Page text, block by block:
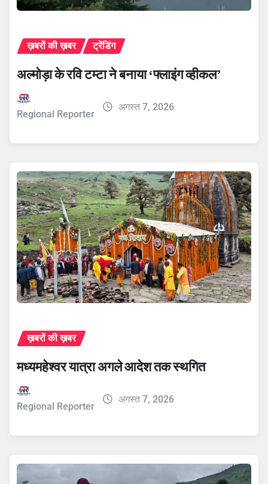
ख़बरों की ख़बर ट्रेंडिंग
अल्मोड़ा के रवि टम्टा ने बनाया ‘फ्लाइंग व्हीकल’
Regional Reporter
अगस्त 7, 2026
ख़बरों की ख़बर
मध्यमहेश्वर यात्रा अगले आदेश तक स्थगित
Regional Reporter
अगस्त 7, 2026